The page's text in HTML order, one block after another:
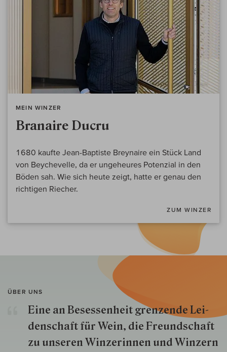
MEIN WINZER
Branaire Ducru
1680 kaufte Jean-Baptiste Breynaire ein Stück Land
von Beychevelle, da er ungeheures Potenzial in den
Böden sah. Wie sich heute zeigt, hatte er genau den
richtigen Riecher.
ZUM WINZER
ÜBER UNS
Eine an Besessenheit gren­zende Lei­
den­schaft für Wein, die Freund­schaft
zu unseren Win­zer­innen und Win­zern